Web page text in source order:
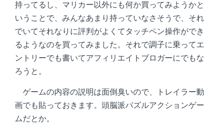
持ってるし、マリカー以外にも何か買ってみようかと
いうことで、みんなあまり持っていなさそうで、それ
でいてそれなりに評判がよくてタッチペン操作ができ
るようなのを買ってみました。それで調子に乗ってエ
ントリーでも書いてアフィリエイトブロガーにでもな
ろうと。
ゲームの内容の説明は面倒臭いので、トレイラー動
画でも貼っておきます。頭脳派パズルアクションゲー
ムだとか。